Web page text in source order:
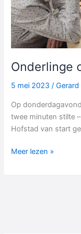
Onderlinge
5 mei 2023/
Op
twee minuten stilte
Hofstad van start
Onderlinge
Meer lezen »